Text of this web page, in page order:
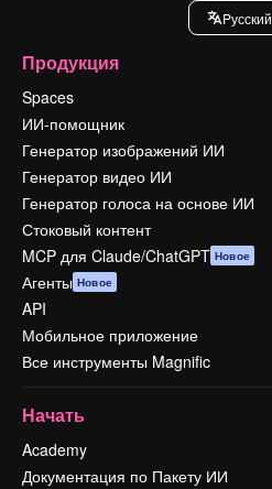
Pусский
Продукция
Spaces
ИИ-помощник
Генератор изображений ИИ
Генератор видео ИИ
Генератор голоса на основе ИИ
Стоковый контент
MCP для Claude/ChatGPT Новое
Агенты Новое
API
Мобильное приложение
Все инструменты Magnific
Начать
Academy
Документация по Пакету ИИ